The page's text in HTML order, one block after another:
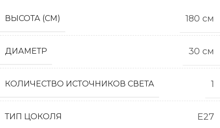
ВЫСОТА (СМ) 180 см
ДИАМЕТР 30 см
КОЛИЧЕСТВО ИСТОЧНИКОВ СВЕТА 1
ТИП ЦОКОЛЯ E27